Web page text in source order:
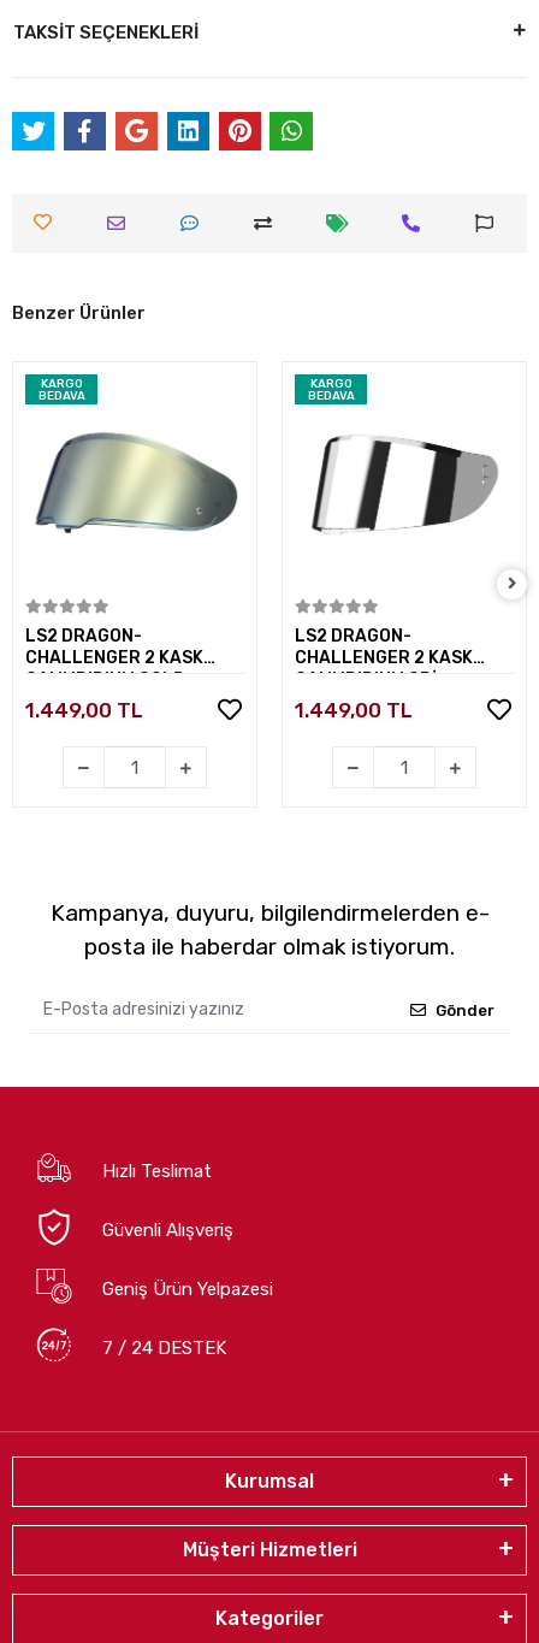
TAKSİT SEÇENEKLERİ
Benzer Ürünler
KARGO
BEDAVA
Sepete Ekle
LS2 DRAGON-
CHALLENGER 2 KASK
CAMI IRIDIUM GOLD
1.449,00 TL
KARGO
BEDAVA
Sepete Ekle
LS2 DRAGON-
CHALLENGER 2 KASK
CAMI IRIDIUM GRİ
1.449,00 TL
Kampanya, duyuru, bilgilendirmelerden e-
posta ile haberdar olmak istiyorum.
Gönder
Hızlı Teslimat
Güvenli Alışveriş
Geniş Ürün Yelpazesi
7 / 24 DESTEK
Kurumsal
Müşteri Hizmetleri
Kategoriler